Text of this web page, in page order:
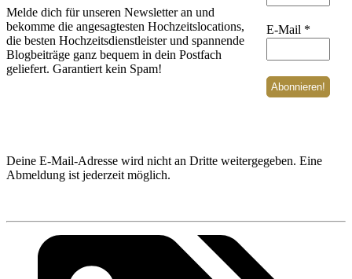
Melde dich für unseren Newsletter an und
bekomme die angesagtesten Hochzeitslocations,
die besten Hochzeitsdienstleister und spannende
Blogbeiträge ganz bequem in dein Postfach
geliefert. Garantiert kein Spam!
E-Mail *
Deine E-Mail-Adresse wird nicht an Dritte weitergegeben. Eine
Abmeldung ist jederzeit möglich.